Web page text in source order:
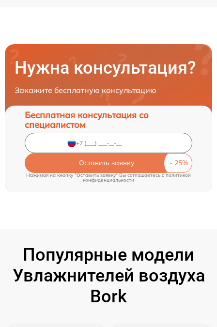
Нужна консультация?
Закажите бесплатную консультацию
Бесплатная консультация со
специалистом
Оставить заявку
Нажимая на кнопку "Оставить заявку" Вы соглашаетесь cполитикой
конфиденциальности
Популярные модели
Увлажнителей воздуха
Bork